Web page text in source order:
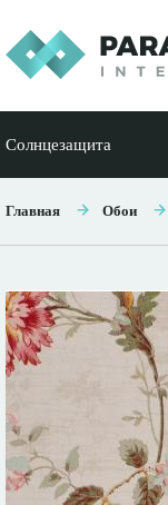
Солнцезащита
Главная Обои